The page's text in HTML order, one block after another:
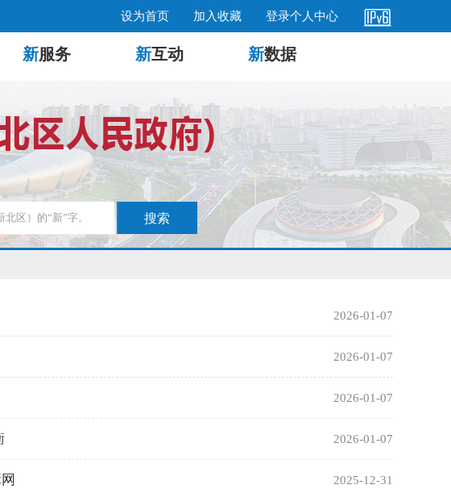
设为首页 加入收藏 登录个人中心
新服务 新互动 新数据
2026-01-07
2026-01-07
2026-01-07
2026-01-07
2025-12-31